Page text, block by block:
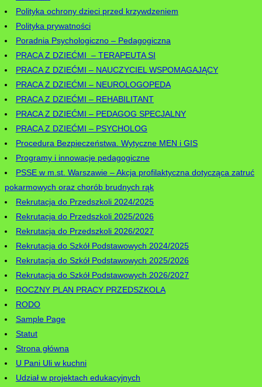
Polityka ochrony dzieci przed krzywdzeniem
Polityka prywatności
Poradnia Psychologiczno – Pedagogiczna
PRACA Z DZIEĆMI – TERAPEUTA SI
PRACA Z DZIEĆMI – NAUCZYCIEL WSPOMAGAJĄCY
PRACA Z DZIEĆMI – NEUROLOGOPEDA
PRACA Z DZIEĆMI – REHABILITANT
PRACA Z DZIEĆMI – PEDAGOG SPECJALNY
PRACA Z DZIEĆMI – PSYCHOLOG
Procedura Bezpieczeństwa. Wytyczne MEN i GIS
Programy i innowacje pedagogiczne
PSSE w m.st. Warszawie – Akcja profilaktyczna dotycząca zatruć
pokarmowych oraz chorób brudnych rąk
Rekrutacja do Przedszkoli 2024/2025
Rekrutacja do Przedszkoli 2025/2026
Rekrutacja do Przedszkoli 2026/2027
Rekrutacja do Szkół Podstawowych 2024/2025
Rekrutacja do Szkół Podstawowych 2025/2026
Rekrutacja do Szkół Podstawowych 2026/2027
ROCZNY PLAN PRACY PRZEDSZKOLA
RODO
Sample Page
Statut
Strona główna
U Pani Uli w kuchni
Udział w projektach edukacyjnych